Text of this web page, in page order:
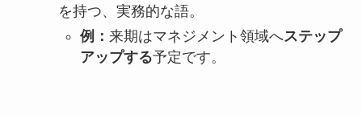
を持つ、実務的な語。
例： 来期はマネジメント領域へステップ
アップする予定です。